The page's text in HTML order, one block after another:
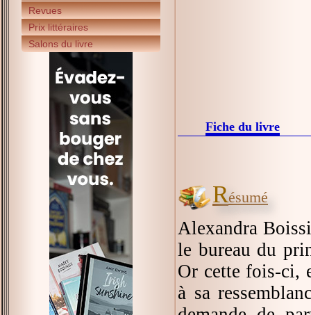
Revues
Prix littéraires
Salons du livre
Fiche du livre
Résumé
Alexandra
le bureau du
Or cette fois-ci,
à sa